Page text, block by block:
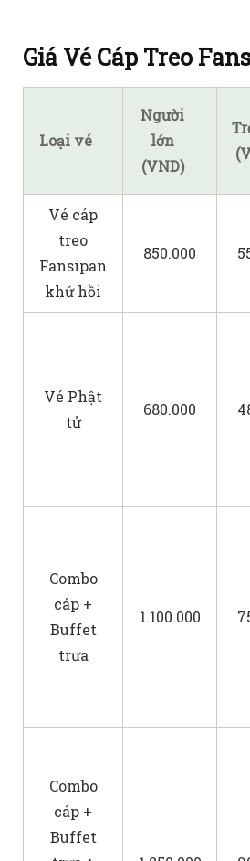
Giá Vé Cáp Treo
Loại vé
Người
lớn
(VND)
Vé cáp
treo
Fansipan
khứ hồi
850.000
Vé Phật
tử
680.000
Combo
cáp +
Buffet
trưa
1.100.000
Combo
cáp +
Buffet